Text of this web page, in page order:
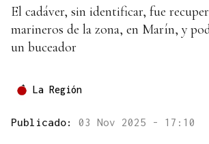
El cadáver, sin identificar, fue
marineros de la zona, en Marín, y
un buceador
La Región
Publicado: 03 Nov 2025 - 17:10